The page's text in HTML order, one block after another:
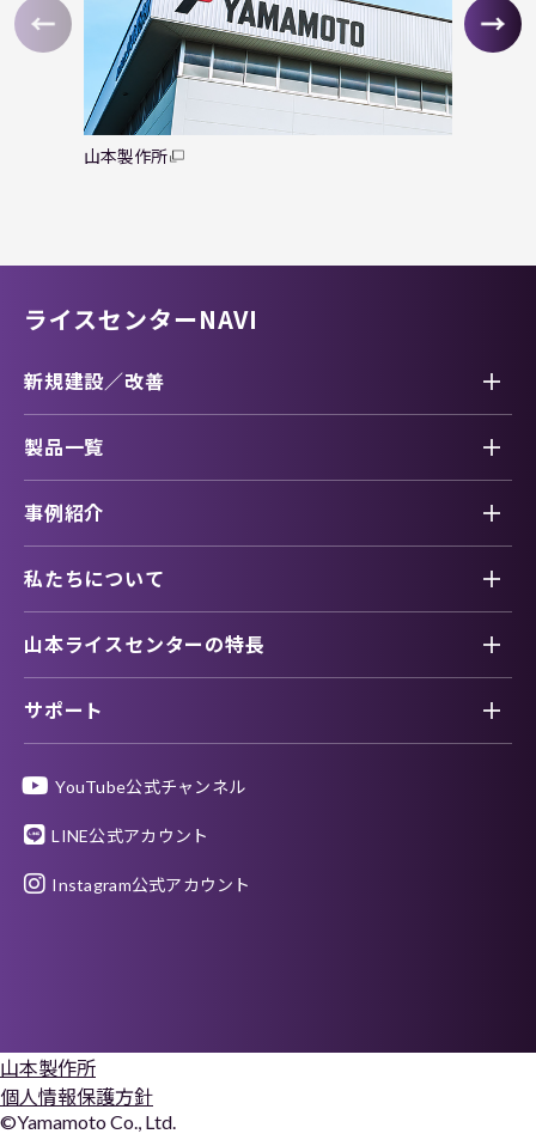
山本製作所
ライスセンターNAVI
新規建設／改善
製品一覧
事例紹介
私たちについて
山本ライスセンターの特長
サポート
YouTube公式チャンネル
LINE公式アカウント
Instagram公式アカウント
山本製作所
個人情報保護方針
©Yamamoto Co., Ltd.